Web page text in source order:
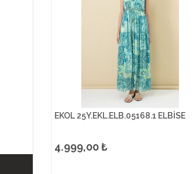
EKOL 25Y.EKL.ELB.05168.1 ELBİSE
4.999,00₺